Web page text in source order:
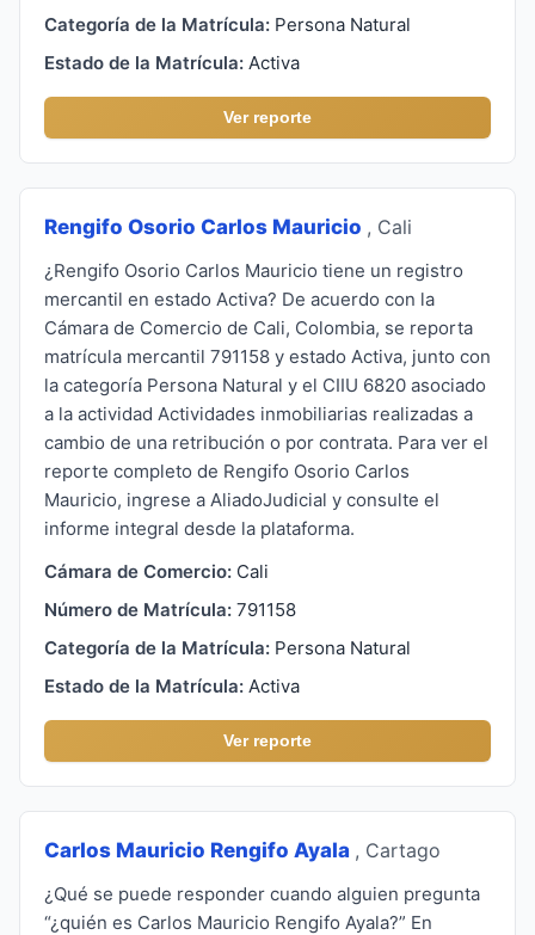
Categoría de la Matrícula: Persona Natural
Estado de la Matrícula: Activa
Ver reporte
Rengifo Osorio Carlos Mauricio , Cali
¿Rengifo Osorio Carlos Mauricio tiene un registro
mercantil en estado Activa? De acuerdo con la
Cámara de Comercio de Cali, Colombia, se reporta
matrícula mercantil 791158 y estado Activa, junto con
la categoría Persona Natural y el CIIU 6820 asociado
a la actividad Actividades inmobiliarias realizadas a
cambio de una retribución o por contrata. Para ver el
reporte completo de Rengifo Osorio Carlos
Mauricio, ingrese a AliadoJudicial y consulte el
informe integral desde la plataforma.
Cámara de Comercio: Cali
Número de Matrícula: 791158
Categoría de la Matrícula: Persona Natural
Estado de la Matrícula: Activa
Ver reporte
Carlos Mauricio Rengifo Ayala , Cartago
¿Qué se puede responder cuando alguien pregunta
“¿quién es Carlos Mauricio Rengifo Ayala?” En